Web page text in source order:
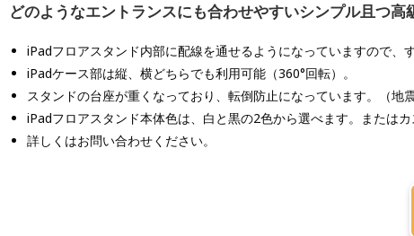
どのようなエントランスにも合わせやすいシンプル且つ高
iPadフロアスタンド内部に配線を通せるようになっていますので、
iPadケース部は縦、横どちらでも利用可能（360°回転）。
スタンドの台座が重くなっており、転倒防止になっています。（地
iPadフロアスタンド本体色は、白と黒の2色から選べます。または
詳しくはお問い合わせください。